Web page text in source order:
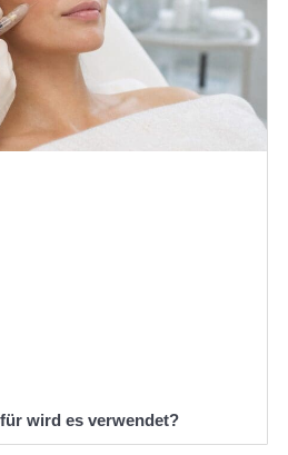
wird es verwendet?